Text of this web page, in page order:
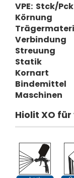
VPE: Stck/Pck
Körnung
Verbindung
Streuung
Statik
Kornart
Bindemittel
Maschinen
Hiolit XO